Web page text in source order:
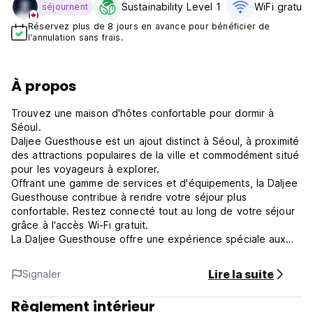
séjournent Sustainability Level 1 WiFi gratuit
Réservez plus de 8 jours en avance pour bénéficier de
l'annulation sans frais.
À propos
Trouvez une maison d'hôtes confortable pour dormir à
Séoul.
Daljee Guesthouse est un ajout distinct à Séoul, à proximité
des attractions populaires de la ville et commodément situé
pour les voyageurs à explorer.
Offrant une gamme de services et d'équipements, la Daljee
Guesthouse contribue à rendre votre séjour plus
confortable. Restez connecté tout au long de votre séjour
grâce à l'accès Wi-Fi gratuit.
La Daljee Guesthouse offre une expérience spéciale aux
de nombreuses personnes du monde entier.
Nous sommes à seulement une minute de marche de la
sortie 5 de la station Jongno 3-ga.
**Politique de la maison d'hôtes (choses à vérifier avant
Signaler Lire la suite
Règlement intérieur